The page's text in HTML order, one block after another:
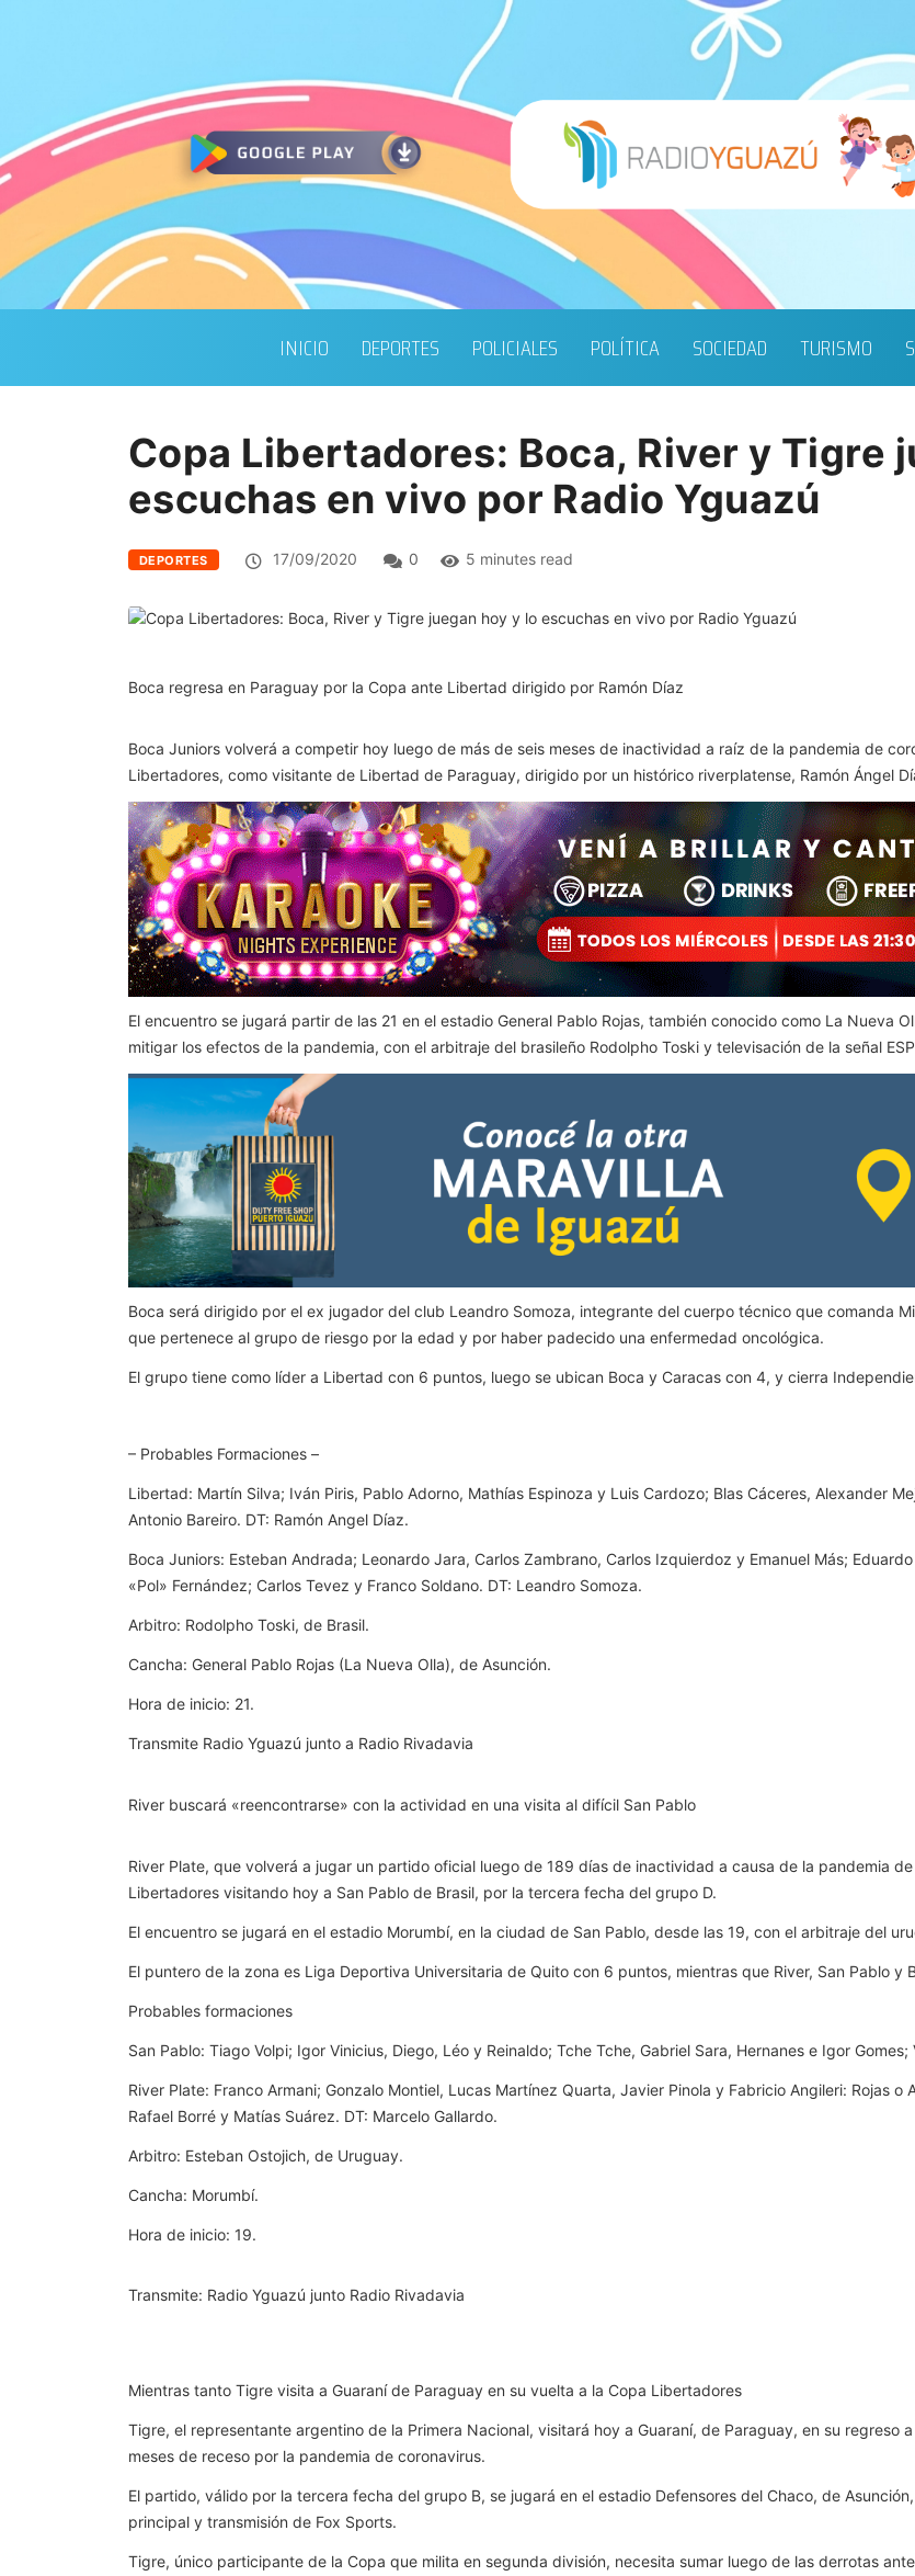
INICIO DEPORTES POLICIALES POLÍTICA SOCIEDAD TURISMO
Copa Libertadores: Boca, River y Tigre
escuchas en vivo por Radio Yguazú
DEPORTES 17/09/2020 0 5 minutes read
Boca regresa en Paraguay por la Copa ante Libertad dirigido por Ramón Díaz
Boca Juniors volverá a competir hoy luego de más de seis meses de inactividad a raíz de la pandemia de
Libertadores, como visitante de Libertad de Paraguay, dirigido por un histórico riverplatense, Ramón Ángel
El encuentro se jugará partir de las 21 en el estadio General Pablo Rojas, también conocido como La Nueva
mitigar los efectos de la pandemia, con el arbitraje del brasileño Rodolpho Toski y televisación de la señal
Boca será dirigido por el ex jugador del club Leandro Somoza, integrante del cuerpo técnico que comanda
que pertenece al grupo de riesgo por la edad y por haber padecido una enfermedad oncológica.
El grupo tiene como líder a Libertad con 6 puntos, luego se ubican Boca y Caracas con 4, y cierra
– Probables Formaciones –
Libertad: Martín Silva; Iván Piris, Pablo Adorno, Mathías Espinoza y Luis Cardozo; Blas Cáceres, Alexander
Antonio Bareiro. DT: Ramón Angel Díaz.
Boca Juniors: Esteban Andrada; Leonardo Jara, Carlos Zambrano, Carlos Izquierdoz y Emanuel Más;
«Pol» Fernández; Carlos Tevez y Franco Soldano. DT: Leandro Somoza.
Arbitro: Rodolpho Toski, de Brasil.
Cancha: General Pablo Rojas (La Nueva Olla), de Asunción.
Hora de inicio: 21.
Transmite Radio Yguazú junto a Radio Rivadavia
River buscará «reencontrarse» con la actividad en una visita al difícil San Pablo
River Plate, que volverá a jugar un partido oficial luego de 189 días de inactividad a causa de la pandemia
Libertadores visitando hoy a San Pablo de Brasil, por la tercera fecha del grupo D.
El encuentro se jugará en el estadio Morumbí, en la ciudad de San Pablo, desde las 19, con el arbitraje del
El puntero de la zona es Liga Deportiva Universitaria de Quito con 6 puntos, mientras que River, San Pablo y
Probables formaciones
San Pablo: Tiago Volpi; Igor Vinicius, Diego, Léo y Reinaldo; Tche Tche, Gabriel Sara, Hernanes e Igor
River Plate: Franco Armani; Gonzalo Montiel, Lucas Martínez Quarta, Javier Pinola y Fabricio Angileri: Rojas
Rafael Borré y Matías Suárez. DT: Marcelo Gallardo.
Arbitro: Esteban Ostojich, de Uruguay.
Cancha: Morumbí.
Hora de inicio: 19.
Transmite: Radio Yguazú junto Radio Rivadavia
Mientras tanto Tigre visita a Guaraní de Paraguay en su vuelta a la Copa Libertadores
Tigre, el representante argentino de la Primera Nacional, visitará hoy a Guaraní, de Paraguay, en su regreso
meses de receso por la pandemia de coronavirus.
El partido, válido por la tercera fecha del grupo B, se jugará en el estadio Defensores del Chaco, de
principal y transmisión de Fox Sports.
Tigre, único participante de la Copa que milita en segunda división, necesita sumar luego de las derrotas